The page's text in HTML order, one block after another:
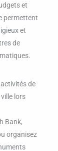
et
permettent
et
de
de
lors
Bank,
organisez